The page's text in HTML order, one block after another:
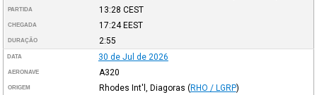
PARTIDA 13:28 CEST
CHEGADA 17:24EEST
DURAÇÃO 2:55
DATA 30 de Jul de 2026
AERONAVE A320
ORIGEM Rhodes Int'l, Diagoras (RHO / LGRP)